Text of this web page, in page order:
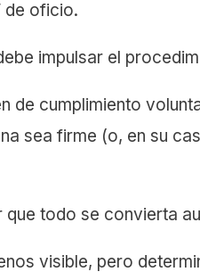
de oficio.
impulsar el
de cumplimiento
sea firme (o, en su
todo se convierta
visible, pero